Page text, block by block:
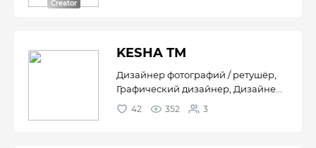
KESHA TM
Дизайнер фотографий / ретушёр,
Графический дизайнер, Дизайне...
42 352 3